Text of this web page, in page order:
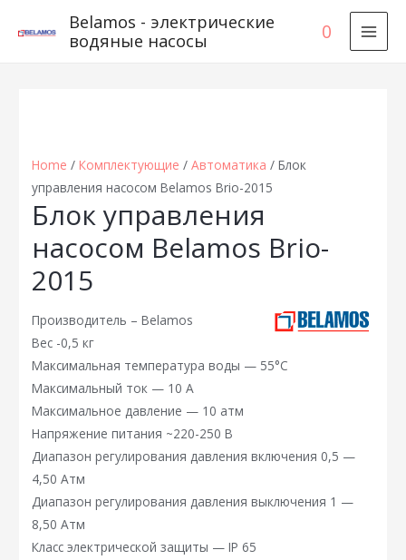
Belamos - электрические
водяные насосы
0
Home / Комплектующие / Автоматика / Блок
управления насосом Belamos Brio-2015
Блок управления
насосом Belamos Brio-
2015
Производитель – Belamos
Вес -0,5 кг
Максимальная температура воды — 55°С
Максимальный ток — 10 А
Максимальное давление — 10 атм
Напряжение питания ~220-250 В
Диапазон регулирования давления включения 0,5 —
4,50 Атм
Диапазон регулирования давления выключения 1 —
8,50 Атм
Класс электрической защиты — IP 65